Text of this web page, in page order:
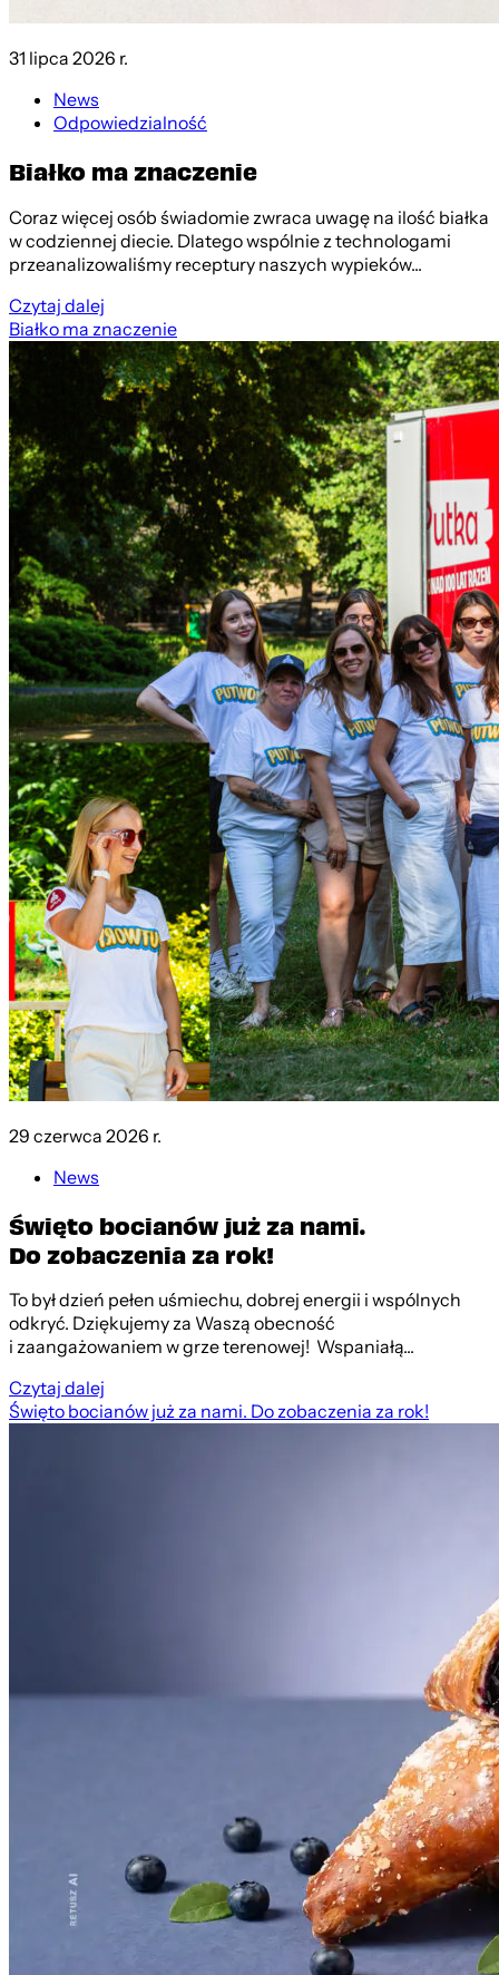
31 lipca 2026 r.
News
Odpowiedzialność
Białko ma znaczenie
Coraz więcej osób świadomie zwraca uwagę na ilość białka
w codziennej diecie. Dlatego wspólnie z technologami
przeanalizowaliśmy receptury naszych wypieków...
Czytaj dalej
Białko ma znaczenie
29 czerwca 2026 r.
News
Święto bocianów już za nami.
Do zobaczenia za rok!
To był dzień pełen uśmiechu, dobrej energii i wspólnych
odkryć. Dziękujemy za Waszą obecność
i zaangażowaniem w grze terenowej! Wspaniałą...
Czytaj dalej
Święto bocianów już za nami. Do zobaczenia za rok!